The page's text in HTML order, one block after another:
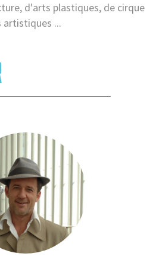
d'arts plastiques, de cirque
artistiques ...